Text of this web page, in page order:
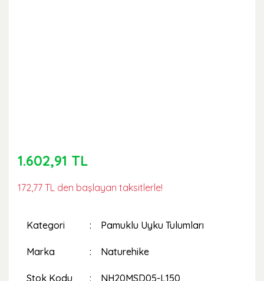
1.602,91 TL
172,77 TL den başlayan taksitlerle!
Kategori Pamuklu Uyku Tulumları
Marka Naturehike
Stok Kodu NH20MSD05-L150